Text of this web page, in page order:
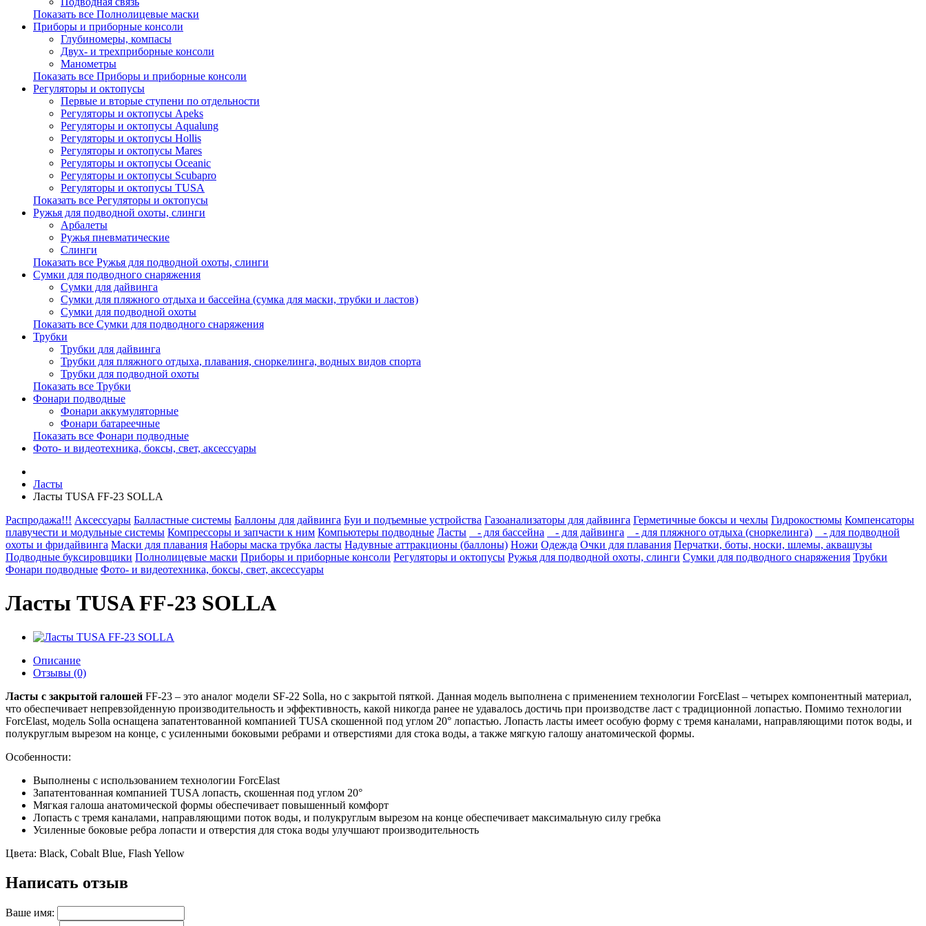
Показать все Полнолицевые маски
Приборы и приборные консоли
Глубиномеры, компасы
Двух- и трехприборные консоли
Манометры
Показать все Приборы и приборные консоли
Регуляторы и октопусы
Первые и вторые ступени по отдельности
Регуляторы и октопусы Apeks
Регуляторы и октопусы Aqualung
Регуляторы и октопусы Hollis
Регуляторы и октопусы Mares
Регуляторы и октопусы Oceanic
Регуляторы и октопусы Scubapro
Регуляторы и октопусы TUSA
Показать все Регуляторы и октопусы
Ружья для подводной охоты, слинги
Арбалеты
Ружья пневматические
Слинги
Показать все Ружья для подводной охоты, слинги
Сумки для подводного снаряжения
Сумки для дайвинга
Сумки для пляжного отдыха и бассейна (сумка для маски, трубки и ластов)
Сумки для подводной охоты
Показать все Сумки для подводного снаряжения
Трубки
Трубки для дайвинга
Трубки для пляжного отдыха, плавания, сноркелинга, водных видов спорта
Трубки для подводной охоты
Показать все Трубки
Фонари подводные
Фонари аккумуляторные
Фонари батареечные
Показать все Фонари подводные
Фото- и видеотехника, боксы, свет, аксессуары
Ласты
Ласты TUSA FF-23 SOLLA
Распродажа!!! Аксессуары Балластные системы Баллоны для дайвинга Буи и подъемные устройства Газоанализаторы для дайвинга Герметичные боксы и чехлы Гидрокостюмы Компенсаторы
плавучести и модульные системы Компрессоры и запчасти к ним Компьютеры подводные Ласты - для бассейна - для дайвинга - для пляжного отдыха (сноркелинга)
- для подводной
охоты и фридайвинга Маски для плавания Наборы маска трубка ласты Надувные аттракционы (баллоны) Ножи Одежда Очки для плавания Перчатки, боты, носки, шлемы, аквашузы
Подводные буксировщики Полнолицевые маски Приборы и приборные консоли Регуляторы и октопусы Ружья для подводной охоты, слинги Сумки для подводного снаряжения Трубки
Фонари подводные Фото- и видеотехника, боксы, свет, аксессуары
Ласты TUSA FF-23 SOLLA
Описание
Отзывы (0)
Ласты с закрытой галошей FF-23 – это аналог модели SF-22 Solla, но с закрытой пяткой. Данная модель выполнена с применением технологии ForcElast – четырех компонентный материал,
что обеспечивает непревзойденную производительность и эффективность, какой никогда ранее не удавалось достичь при производстве ласт с традиционной лопастью. Помимо технологии
ForcElast, модель Solla оснащена запатентованной компанией TUSA скошенной под углом 20° лопастью. Лопасть ласты имеет особую форму с тремя каналами, направляющими поток воды, и
полукруглым вырезом на конце, с усиленными боковыми ребрами и отверстиями для стока воды, а также мягкую галошу анатомической формы.
Особенности:
Выполнены с использованием технологии ForcElast
Запатентованная компанией TUSA лопасть, скошенная под углом 20°
Мягкая галоша анатомической формы обеспечивает повышенный комфорт
Лопасть с тремя каналами, направляющими поток воды, и полукруглым вырезом на конце обеспечивает максимальную силу гребка
Усиленные боковые ребра лопасти и отверстия для стока воды улучшают производительность
Цвета: Black, Cobalt Blue, Flash Yellow
Написать отзыв
Ваше имя: